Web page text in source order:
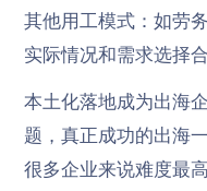
其他用工模式：如劳
实际情况和需求选择
本土化落地成为出海
题，真正成功的出海
很多企业来说难度最